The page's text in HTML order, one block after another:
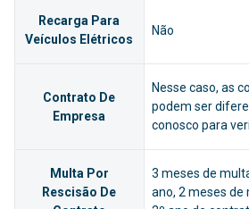
Recarga Para
Veículos Elétricos
Não
Contrato De
Empresa
Nesse caso, as
podem ser
conosco para
Multa Por
Rescisão De
3 meses de
ano, 2 meses de